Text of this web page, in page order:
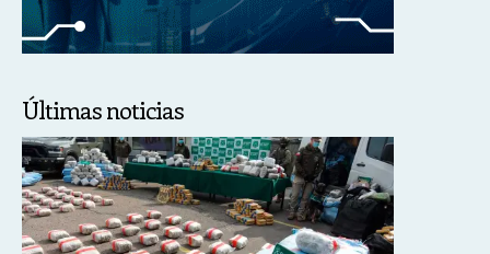
Últimas noticias